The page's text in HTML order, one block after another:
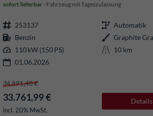
sofort lieferbar Fahrzeug mit Tageszulassung
253137
Automatik
Benzin
110 kW (150 PS)
10 km
01.06.2026
34.891,40 €
33.761,99 €
incl. 20% MwSt.
Details